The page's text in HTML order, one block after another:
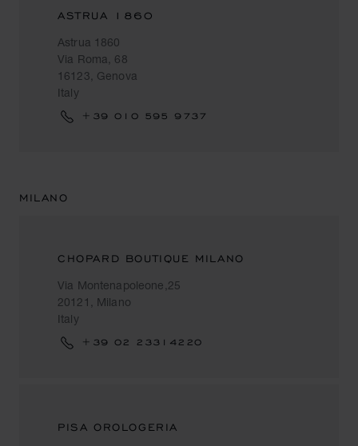
ASTRUA 1860
Astrua 1860
Via Roma, 68
16123, Genova
Italy
+39 010 595 9737
MILANO
CHOPARD BOUTIQUE MILANO
Via Montenapoleone,25
20121, Milano
Italy
+39 02 23314220
PISA OROLOGERIA